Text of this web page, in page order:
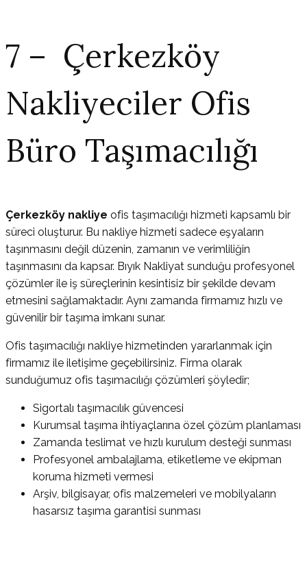
7 – Çerkezköy
Nakliyeciler Ofis
Büro Taşımacılığı
Çerkezköy nakliye ofis taşımacılığı hizmeti kapsamlı bir
süreci oluşturur. Bu nakliye hizmeti sadece eşyaların
taşınmasını değil düzenin, zamanın ve verimliliğin
taşınmasını da kapsar. Bıyık Nakliyat sunduğu profesyonel
çözümler ile iş süreçlerinin kesintisiz bir şekilde devam
etmesini sağlamaktadır. Aynı zamanda firmamız hızlı ve
güvenilir bir taşıma imkanı sunar.
Ofis taşımacılığı nakliye hizmetinden yararlanmak için
firmamız ile iletişime geçebilirsiniz. Firma olarak
sunduğumuz ofis taşımacılığı çözümleri şöyledir;
Sigortalı taşımacılık güvencesi
Kurumsal taşıma ihtiyaçlarına özel çözüm planlaması
Zamanda teslimat ve hızlı kurulum desteği sunması
Profesyonel ambalajlama, etiketleme ve ekipman
koruma hizmeti vermesi
Arşiv, bilgisayar, ofis malzemeleri ve mobilyaların
hasarsız taşıma garantisi sunması